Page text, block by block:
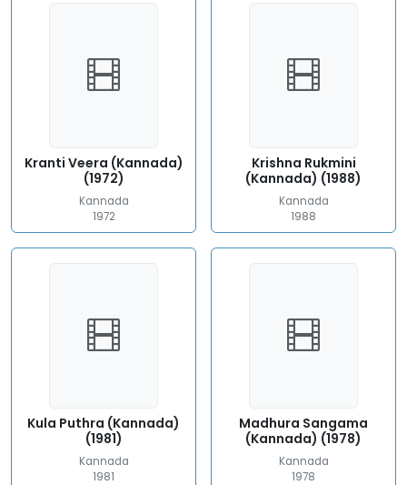
Kranti Veera (Kannada)
(1972)
Kannada
1972
Krishna Rukmini
(Kannada) (1988)
Kannada
1988
Kula Puthra (Kannada)
(1981)
Kannada
1981
Madhura Sangama
(Kannada) (1978)
Kannada
1978